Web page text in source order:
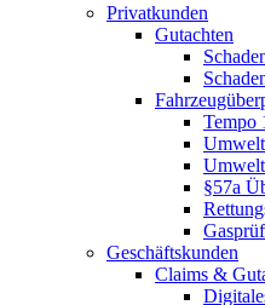
Privatkunden
Gutachten
Tempo
§57a
Geschäftskunden
Claims &